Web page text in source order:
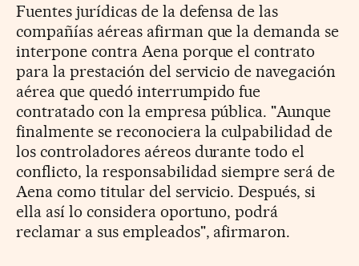
Fuentes jurídicas de la defensa de las
compañías aéreas afirman que la demanda se
interpone contra Aena porque el contrato
para la prestación del servicio de navegación
aérea que quedó interrumpido fue
contratado con la empresa pública. "Aunque
finalmente se reconociera la culpabilidad de
los controladores aéreos durante todo el
conflicto, la responsabilidad siempre será de
Aena como titular del servicio. Después, si
ella así lo considera oportuno, podrá
reclamar a sus empleados", afirmaron.